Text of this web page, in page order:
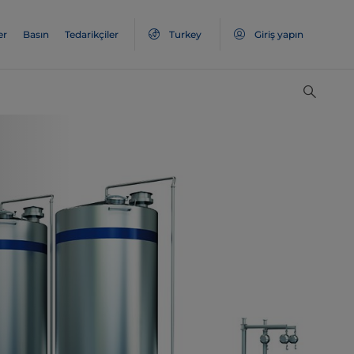
Basın Tedarikçiler Turkey Giriş yapın